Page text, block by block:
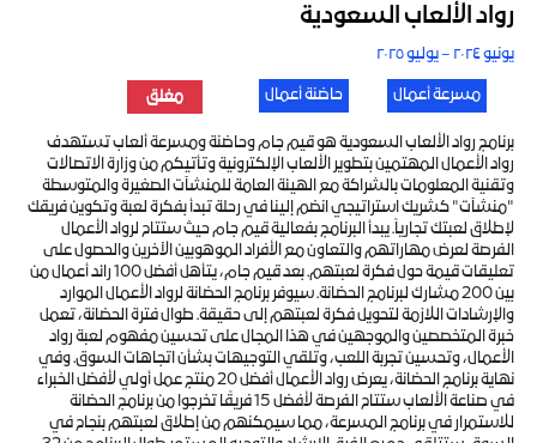
رواد الألعاب السعودية
يونيو ٢٠٢٤ – يوليو ٢٠٢٥
مسرعة أعمال حاضنة أعمال مغلق
برنامج رواد الألعاب السعودية هو قيم جام وحاضنة ومسرعة ألعاب تستهدف
رواد الأعمال المهتمين بتطوير الألعاب الإلكترونية وتأتيكم من وزارة الاتصالات
وتقنية المعلومات بالشراكة مع الهيئة العامة للمنشآت الصغيرة والمتوسطة
"منشآت" كشريك استراتيجي انضم إلينا في رحلة تبدأ بفكرة لعبة وتكوين فريقك
لإطلاق لعبتك تجارياً. يبدأ البرنامج بفعالية قيم جام حيث ستتاح لرواد الأعمال
الفرصة لعرض مهاراتهم والتعاون مع الأفراد الموهوبين الآخرين والحصول على
تعليقات قيمة حول فكرة لعبتهم. بعد قيم جام، يتأهل أفضل 100 رائد أعمال من
بين 200 مشارك لبرنامج الحضانة. سيوفر برنامج الحضانة لرواد الأعمال الموارد
والإرشادات اللازمة لتحويل فكرة لعبتهم إلى حقيقة. طوال فترة الحضانة، تعمل
خبرة المتخصصين والموجهين في هذا المجال على تحسين مفهوم لعبة رواد
الأعمال، وتحسين تجربة اللعب، وتلقي التوجيهات بشأن اتجاهات السوق. وفي
نهاية برنامج الحضانة، يعرض رواد الأعمال أفضل 20 منتج عمل أولي لأفضل الخبراء
في صناعة الألعاب ستتاح الفرصة لأفضل 15 فريقًا تخرجوا من برنامج الحضانة
للاستمرار في برنامج المسرعة، مما سيمكنهم من إطلاق لعبتهم بنجاح في